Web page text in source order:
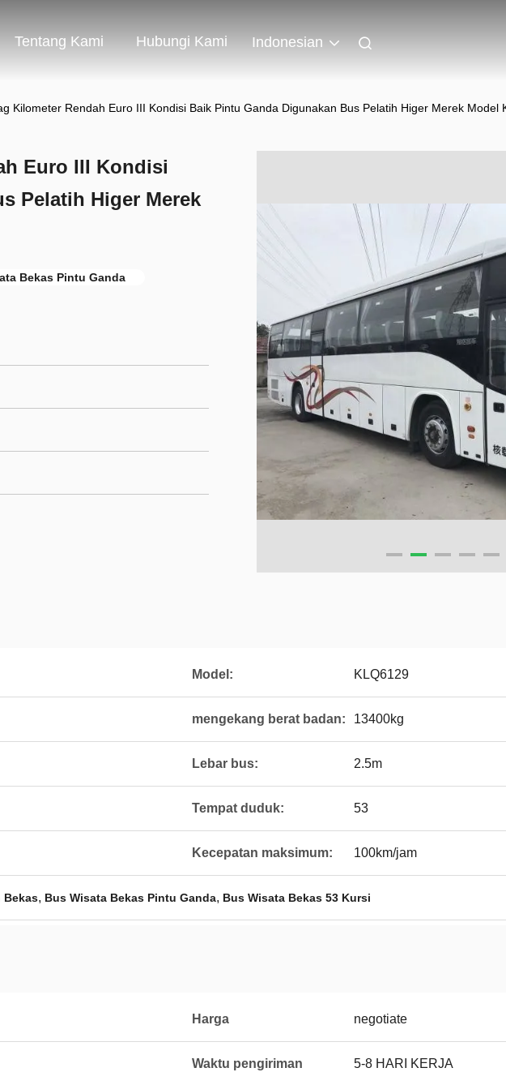
Tentang Kami Hubungi Kami Indonesian
Kilometer Rendah Euro III Kondisi Baik Pintu Ganda Digunakan Bus Pelatih Higer Merek Model
Euro III Kondisi
Pelatih Higer Merek
Bekas Pintu Ganda
Model: KLQ6129
mengekang berat badan: 13400kg
Lebar bus: 2.5m
Tempat duduk: 53
Kecepatan maksimum: 100km/jam
Bekas, Bus Wisata Bekas Pintu Ganda, Bus Wisata Bekas 53 Kursi
Harga negotiate
Waktu pengiriman 5-8 HARI KERJA